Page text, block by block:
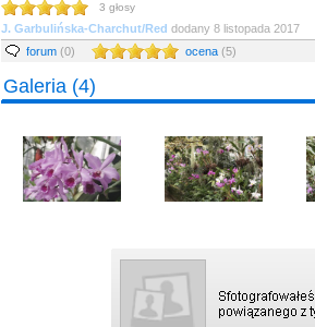
3 głosy
J. Garbulińska-Charchut/Red dodany 8 listopada 2017
forum (0) ocena (5)
Galeria (4)